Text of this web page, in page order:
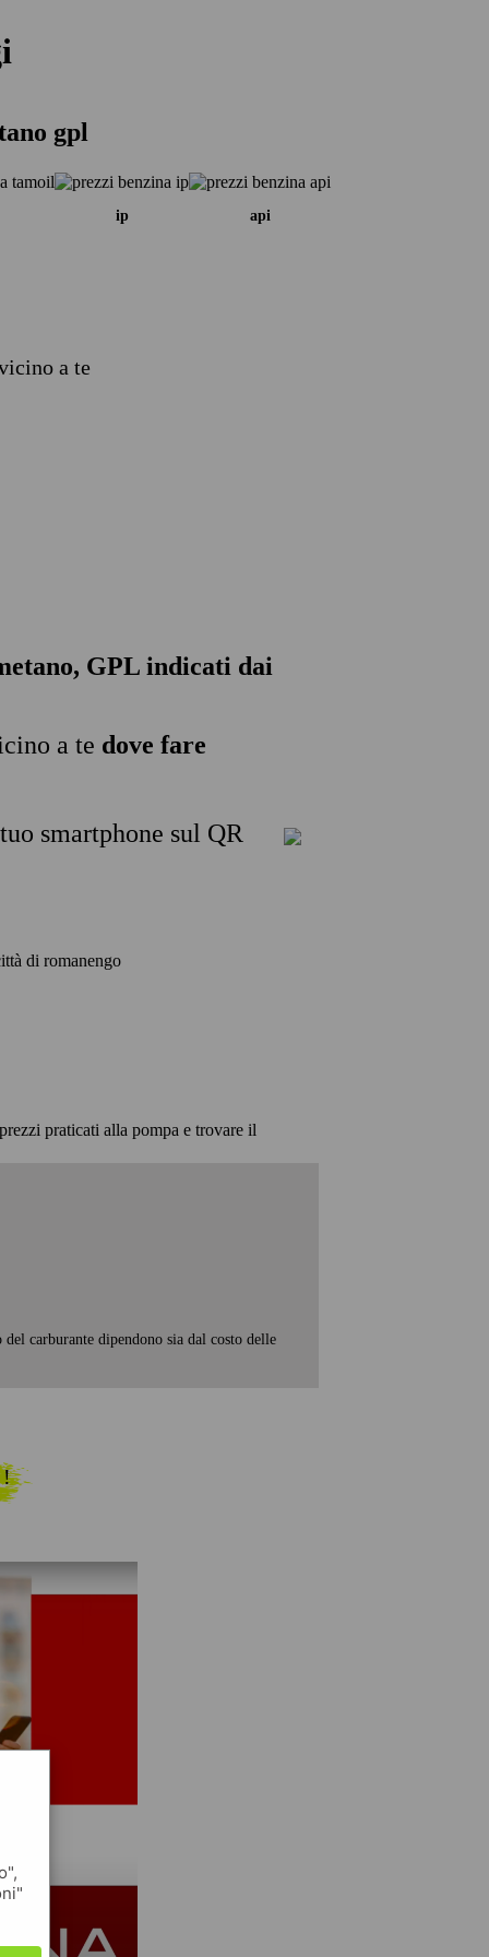
gpl
ip api
a te
GPL indicati dai
a te dove fare
smartphone sul QR
di romanengo
praticati alla pompa e trovare il
carburante dipendono sia dal costo delle
!